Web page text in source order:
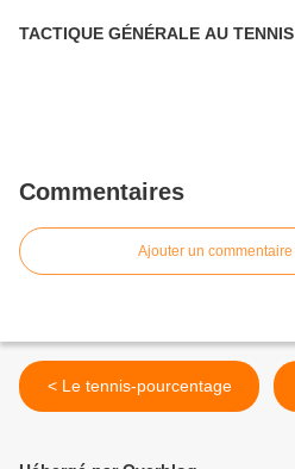
TACTIQUE GÉNÉRALE AU TENNIS
Commentaires
Ajouter un commentaire
< Le tennis-pourcentage